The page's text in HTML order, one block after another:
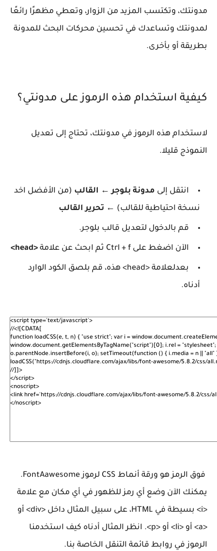
مدونتك، وتكتسب المزيد من الزوار، وتعطي مظهرًا رائعًا
لمدونتك وتساعدك في تحسين محركات البحث للمدونة
بطريقة أو بأخرى.
كيفية استخدام هذه الرموز على مدونتي؟
لاستخدام هذه الرموز في مدونتك، تحتاج إلى تعديل
النموذج قليلا.
انتقل إلى مدونة بلوجر ← القالب (من الأفضل اخد
نسخة احتياطية للقالب) ← تحرير القالب
قم بالدخول لتعديل قالب بلوجر.
الآن اضغط على Ctrl + f ثم ابحث عن علامة <head>
بعدلعلامة <head> هذه، قم بلصق الكود الوارد
أدناه.
فوق الرمز هو ورقة أنماط CSS لرموز FontAawesome.
يمكنك الآن وضع أي رمز للظهور في أي مكان مع علامة
<i> بسيطة في HTML، على سبيل المثال داخل <div> أو
<a> أو <li> أو <p>. انظر المثال أدناه كيف استخدمنا
الرموز في روابط قائمة التنقل الخاصة بنا.